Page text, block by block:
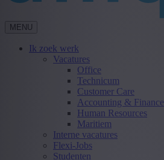
MENU
Ik zoek werk
Vacatures
Office
Technicum
Customer Care
Accounting & Finance
Human Resources
Maritiem
Interne vacatures
Flexi-Jobs
Studenten